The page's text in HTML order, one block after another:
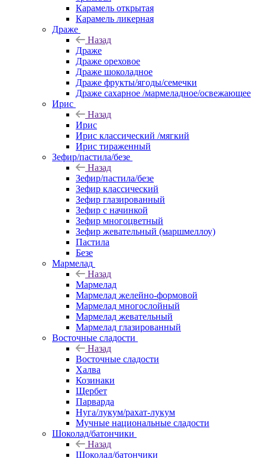
Карамель открытая
Карамель ликерная
Драже
Назад
Драже
Драже ореховое
Драже шоколадное
Драже фрукты/ягоды/семечки
Драже сахарное /мармеладное/освежающее
Ирис
Назад
Ирис
Ирис классический /мягкий
Ирис тираженный
Зефир/пастила/безе
Назад
Зефир/пастила/безе
Зефир классический
Зефир глазированный
Зефир с начинкой
Зефир многоцветный
Зефир жевательный (маршмеллоу)
Пастила
Безе
Мармелад
Назад
Мармелад
Мармелад желейно-формовой
Мармелад многослойный
Мармелад жевательный
Мармелад глазированный
Восточные сладости
Назад
Восточные сладости
Халва
Козинаки
Щербет
Парварда
Нуга/лукум/рахат-лукум
Мучные национальные сладости
Шоколад/батончики
Назад
Шоколад/батончики